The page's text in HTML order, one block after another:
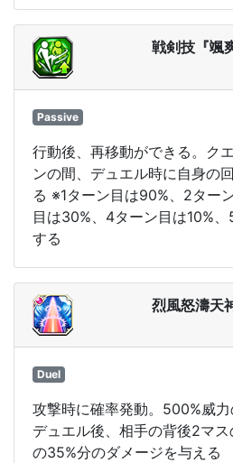
戦剣技『颯
Passive
行動後、再移動ができる。ク
ンの間、デュエル時に自身の
る ※1ターン目は90%、2ター
目は30%、4ターン目は10%
する
烈風怒濤天
Duel
攻撃時に確率発動。500%威力
デュエル後、相手の背後2マ
の35%分のダメージを与える